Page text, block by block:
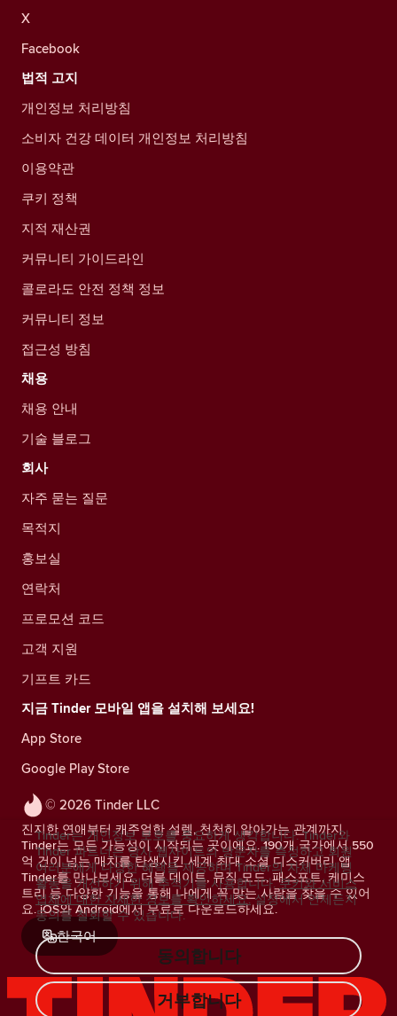
© 2026 Tinder LLC
진지한 연애부터 캐주얼한 설렘, 천천히 알아가는 관계까지.
Tinder는 모든 가능성이 시작되는 곳이에요. 190개 국가에서 550
억 건이 넘는 매치를 탄생시킨 세계 최대 소셜 디스커버리 앱
Tinder를 만나보세요. 더블 데이트, 뮤직 모드, 패스포트, 케미스
트리 등 다양한 기능을 통해 나에게 꼭 맞는 사람을 찾을 수 있어
요. iOS와 Android에서 무료로 다운로드하세요.
한국어
X
Facebook
법적 고지
개인정보 처리방침
소비자 건강 데이터 개인정보 처리방침
이용약관
쿠키 정책
지적 재산권
커뮤니티 가이드라인
콜로라도 안전 정책 정보
커뮤니티 정보
접근성 방침
채용
채용 안내
기술 블로그
회사
자주 묻는 질문
목적지
홍보실
연락처
프로모션 코드
고객 지원
기프트 카드
지금 Tinder 모바일 앱을 설치해 보세요!
App Store
Google Play Store
Tinder는 개인정보 보호를 중요하게 생각합니다. Tinder와
Tinder 파트너는 당사 웹사이트의 방문자를 측정하고 회원
여러분에게 다양한 혜택을 제공하며 Tinder의 자체 마케팅
활동을 개선하기 위해 추적기를 사용합니다. 쿠키와 서비스
업체에 대한 자세한 정보를 확인하세요. 설정에서 언제든지
동의를 철회할 수 있습니다.
동의합니다
거부합니다